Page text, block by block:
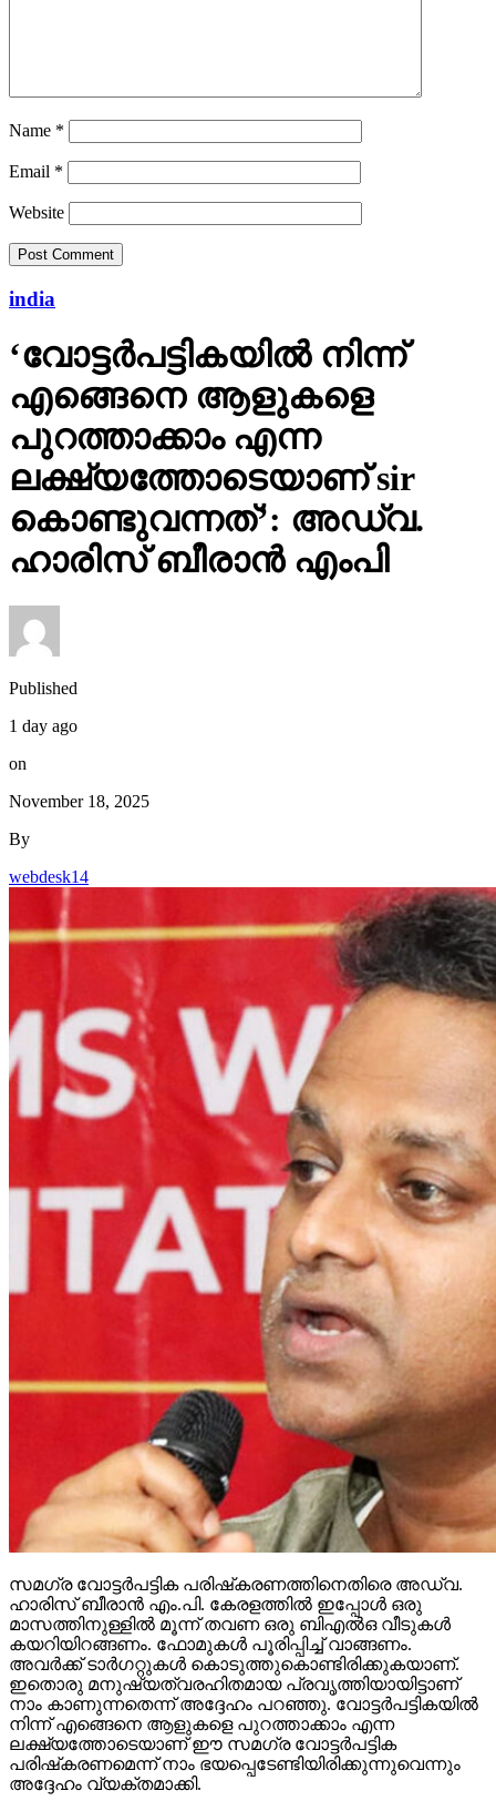
Name *
Email *
Website
india
‘വോട്ടര്‍പട്ടികയില്‍ നിന്ന്
എങ്ങെനെ ആളുകളെ
പുറത്താക്കാം എന്ന
ലക്ഷ്യത്തോടെയാണ് sir
കൊണ്ടുവന്നത്’: അഡ്വ.
ഹാരിസ് ബീരാൻ എംപി
Published
1 day ago
on
November 18, 2025
By
webdesk14
സമഗ്ര വോട്ടര്‍പട്ടിക പരിഷ്‌കരണത്തിനെതിരെ അഡ്വ.
ഹാരിസ് ബീരാന്‍ എം.പി. കേരളത്തില്‍ ഇപ്പോള്‍ ഒരു
മാസത്തിനുള്ളില്‍ മൂന്ന് തവണ ഒരു ബിഎല്‍ഒ വീടുകള്‍
കയറിയിറങ്ങണം. ഫോമുകള്‍ പൂരിപ്പിച്ച് വാങ്ങണം.
അവര്‍ക്ക് ടാര്‍ഗറ്റുകള്‍ കൊടുത്തുകൊണ്ടിരിക്കുകയാണ്.
ഇതൊരു മനുഷ്യത്വരഹിതമായ പ്രവൃത്തിയായിട്ടാണ്
നാം കാണുന്നതെന്ന് അദ്ദേഹം പറഞ്ഞു. വോട്ടര്‍പട്ടികയില്‍
നിന്ന് എങ്ങെനെ ആളുകളെ പുറത്താക്കാം എന്ന
ലക്ഷ്യത്തോടെയാണ് ഈ സമഗ്ര വോട്ടര്‍പട്ടിക
പരിഷ്‌കരണമെന്ന് നാം ഭയപ്പെടേണ്ടിയിരിക്കുന്നുവെന്നും
അദ്ദേഹം വ്യക്തമാക്കി.